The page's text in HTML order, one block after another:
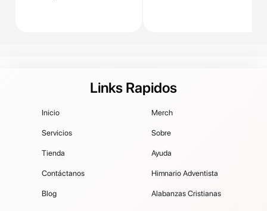
Links Rapidos
Inicio
Servicios
Tienda
Contáctanos
Blog
Merch
Sobre
Ayuda
Himnario Adventista
Alabanzas Cristianas